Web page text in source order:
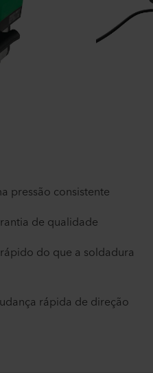
pressão consistente
de qualidade
do que a soldadura
rápida de direção